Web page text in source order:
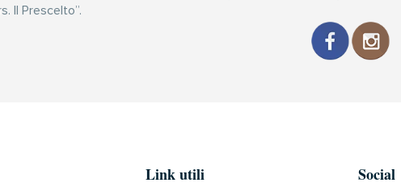
Il Prescelto”.
Link utili Social